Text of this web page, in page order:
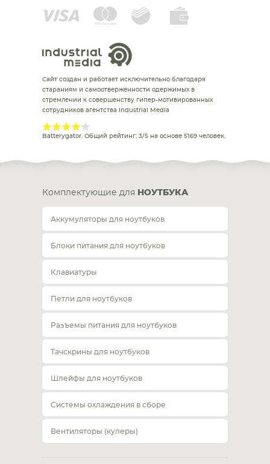
Сайт создан и работает исключительно благодаря
стараниям и самоотверженности одержимых в
стремлении к совершенству гипер-мотивированных
сотрудников агентства Industrial Media
Batterygator. Общий рейтинг: 3/5 на основе 5169 человек.
Комплектующие для НОУТБУКА
Аккумуляторы для ноутбуков
Блоки питания для ноутбуков
Клавиатуры
Петли для ноутбуков
Разъемы питания для ноутбуков
Тачскрины для ноутбуков
Шлейфы для ноутбуков
Системы охлаждения в сборе
Вентиляторы (кулеры)